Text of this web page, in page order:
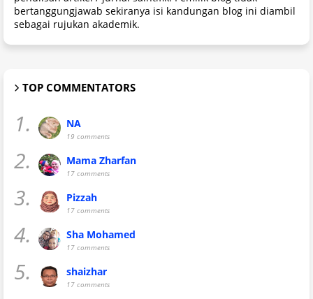
bertanggungjawab sekiranya isi kandungan blog ini diambil
sebagai rujukan akademik.
TOP COMMENTATORS
1. NA
19 comments
2. Mama Zharfan
17 comments
3. Pizzah
17 comments
4. Sha Mohamed
17 comments
5. shaizhar
17 comments